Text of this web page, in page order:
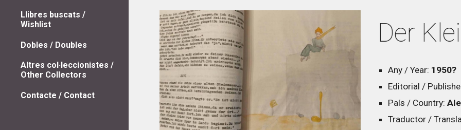
Llibres buscats /
Wishlist
Dobles / Doubles
Altres col·leccionistes /
Other Collectors
Contacte / Contact
Der
Any / Year: 1950?
Editorial /
País / Country:
Traductor /